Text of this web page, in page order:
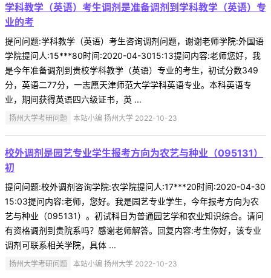
学科教学（英语）考生调剂是准备调剂到学科教学（英语）专
业的考
提问问题:学科教学（英语）考生咨询调剂问题，谢谢老师学院:外国语
学院提问人:15***80时间:2020-04-3015:13提问内容:老师您好，我
是今年准备调剂到贵校学科教学（英语）专业的考生，初试分数349
分，英语二77分，一志愿天津师范大学学科英语专业。本科英语专
业，期间获得英语四六级证书，英 ...
扬州大学考研问题 本站小编 扬州大学 2022-10-23
校外调剂是园艺专业学生报考方向为农艺与种业（095131）
初
提问问题:校外调剂咨询学院:农学院提问人:17***20时间:2020-04-30
15:03提问内容:老师，您好。我是园艺专业学生，今年报考方向为农
艺与种业（095131）。初试科目为普通园艺学和农业知识综合。请问
有资格调剂到贵院系吗？感谢老师解答。回复内容:考生你好，该专业
调剂可联系相关学院，具体 ...
扬州大学考研问题 本站小编 扬州大学 2022-10-23